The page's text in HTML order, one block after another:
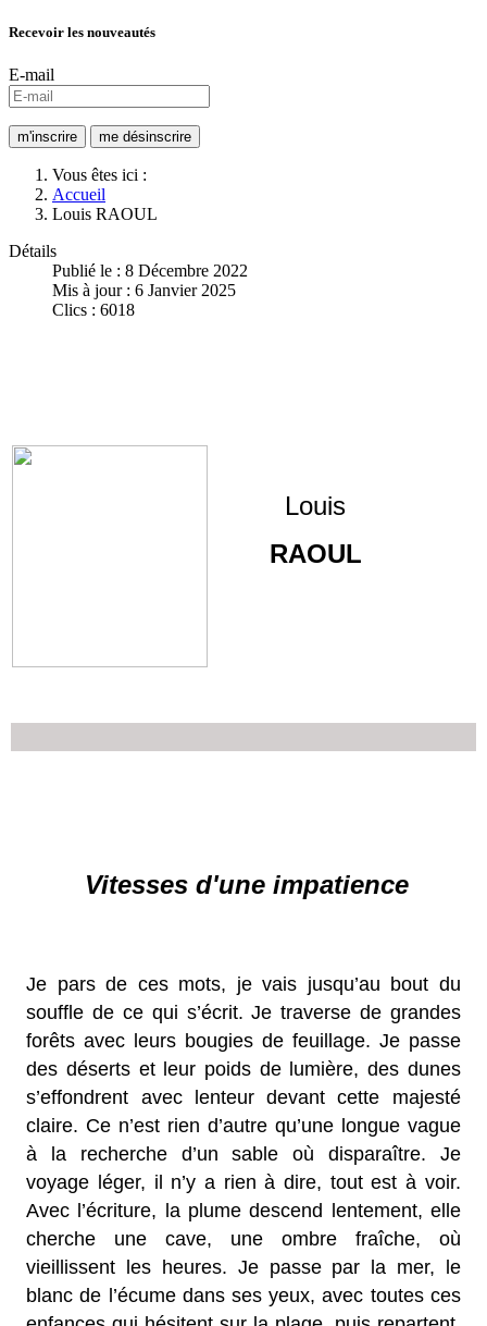
Recevoir les nouveautés
E-mail
Vous êtes ici :
Accueil
Louis RAOUL
Détails
Publié le : 8 Décembre 2022
Mis à jour : 6 Janvier 2025
Clics : 6018
Louis
RAOUL
Vitesses d'une impatience
Je pars de ces mots, je vais jusqu’au bout du
souffle de ce qui s’écrit. Je traverse de grandes
forêts avec leurs bougies de feuillage. Je passe
des déserts et leur poids de lumière, des dunes
s’effondrent avec lenteur devant cette majesté
claire. Ce n’est rien d’autre qu’une longue vague
à la recherche d’un sable où disparaître. Je
voyage léger, il n’y a rien à dire, tout est à voir.
Avec l’écriture, la plume descend lentement, elle
cherche une cave, une ombre fraîche, où
vieillissent les heures. Je passe par la mer, le
blanc de l’écume dans ses yeux, avec toutes ces